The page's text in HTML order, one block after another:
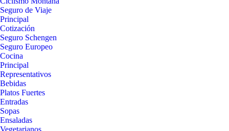
Seguro de Viaje
Principal
Cotización
Seguro Schengen
Seguro Europeo
Cocina
Principal
Representativos
Bebidas
Platos Fuertes
Entradas
Sopas
Ensaladas
Vegetarianos